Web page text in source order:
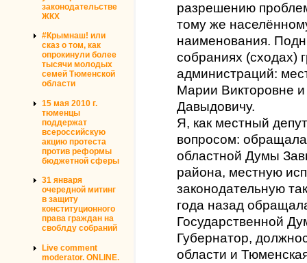
законодательстве
ЖКХ
#Крымнаш! или
сказ о том, как
опрокинули более
тысячи молодых
семей Тюменской
области
15 мая 2010 г.
тюменцы
поддержат
всероссийскую
акцию протеста
против реформы
бюджетной сферы
31 января
очередной митинг
в защиту
конституционного
права граждан на
своблду собраний
Live comment
moderator. ONLINE.
разрешению
тому же
наименования.
собраниях (сходах)
администраций:
Марии Викторовне
Давыдовичу.
Я, как местный
вопросом:
областной Думы
района, местную
законодательную
года назад
Государственной
Губернатор,
области и